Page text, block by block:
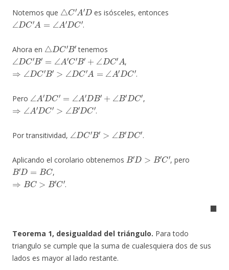
Notemos que
△ C′A ′D
es isósceles, entonces
∠DC′A= ∠A′DC′
.
Ahora en
△ DC′B′
tenemos
∠DC′B′=∠A′C′B′+∠DC′A
,
⇒∠DC′B′>∠D C′A=∠ A′DC′
.
Pero
∠ A′D C′= ′ DB′ +∠ DC′
,
⇒∠A′DC′>∠ DC′
.
Por transitividad,
∠D C′B′> ′DC′
.
Aplicando el corolario obtenemos
B′D> C′
, pero
B′D=BC
,
⇒ BC >B′C′
.
◼
Teorema 1, desigualdad del triángulo. Para todo
triangulo se cumple que la suma de cualesquiera dos de sus
lados es mayor al lado restante.